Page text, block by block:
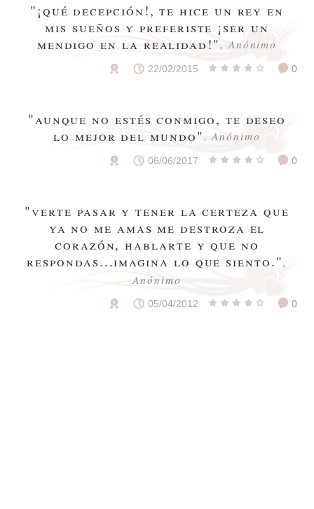
"¡qué decepción!, te hice un rey en
mis sueños y preferiste ¡ser un
mendigo en la realidad!", Anónimo
22/02/2015 0
"aunque no estés conmigo, te deseo
lo mejor del mundo", Anónimo
06/06/2017 0
"verte pasar y tener la certeza que
ya no me amas me destroza el
corazón, hablarte y que no
respondas...imagina lo que siento.",
Anónimo
05/04/2012 0